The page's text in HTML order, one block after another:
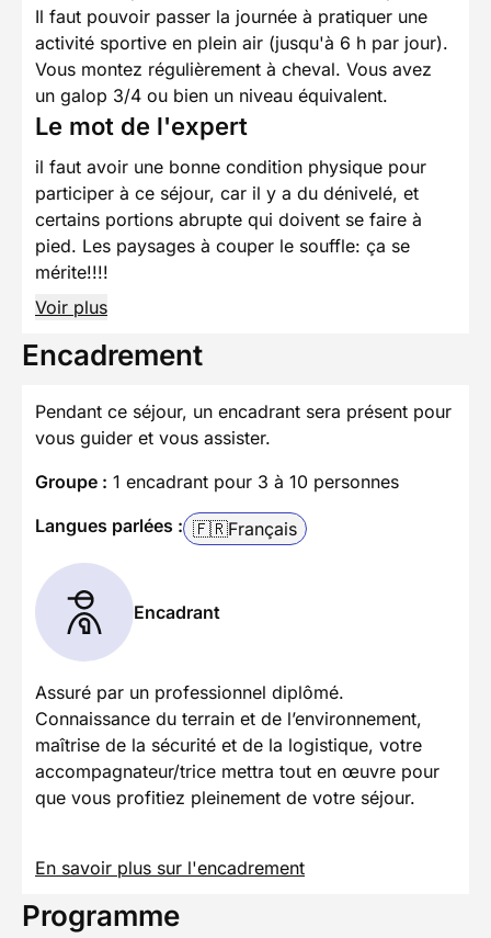
Il faut pouvoir passer la journée à pratiquer une
activité sportive en plein air (jusqu'à 6 h par jour).
Vous montez régulièrement à cheval. Vous avez
un galop 3/4 ou bien un niveau équivalent.
Le mot de l'expert
il faut avoir une bonne condition physique pour
participer à ce séjour, car il y a du dénivelé, et
certains portions abrupte qui doivent se faire à
pied. Les paysages à couper le souffle: ça se
mérite!!!!
Voir plus
Encadrement
Pendant ce séjour, un encadrant sera présent pour
vous guider et vous assister.
Groupe : 1 encadrant pour 3 à 10 personnes
Langues parlées : 🇫🇷Français
Encadrant
Assuré par un professionnel diplômé.
Connaissance du terrain et de l’environnement,
maîtrise de la sécurité et de la logistique, votre
accompagnateur/trice mettra tout en œuvre pour
que vous profitiez pleinement de votre séjour.
En savoir plus sur l'encadrement
Programme